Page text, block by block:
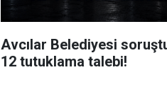
Avcılar Belediyesi
12 tutuklama talebi!